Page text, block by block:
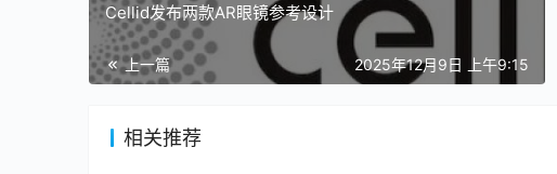
Cellid发布两款AR眼镜参考设计
上一篇 2025年12月9日 上午9:15
相关推荐